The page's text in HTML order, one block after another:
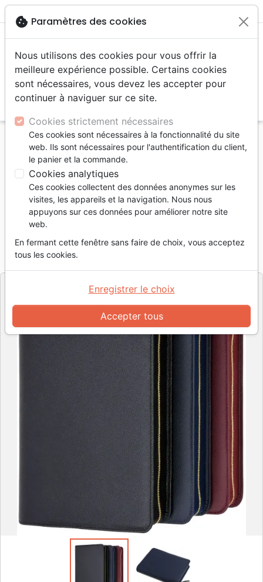
menu
Accueil Divers
Accessoires de Bible
Étui pour Bible Schlachter 2000 édition de poche -
Cuir de vachette, grain fin, bleu foncé
Étui pour Bible Schlachter 2000
édition de poche
Cuir de vachette, grain fin, bleu foncé
RéférenceBUEHNE255027-B EAN9990010375834
Editeur Christliche Buchhandlung Bühne
cookie Paramètres des cookies
Nous utilisons des cookies pour vous offrir la
meilleure expérience possible. Certains cookies
sont nécessaires, vous devez les accepter pour
continuer à naviguer sur ce site.
Cookies strictement nécessaires
Ces cookies sont nécessaires à la fonctionnalité du site
web. Ils sont nécessaires pour l'authentification du client,
le panier et la commande.
Cookies analytiques
Ces cookies collectent des données anonymes sur les
visites, les appareils et la navigation. Nous nous
appuyons sur ces données pour améliorer notre site
web.
En fermant cette fenêtre sans faire de choix, vous acceptez
tous les cookies.
Accepter tous
Enregistrer le choix